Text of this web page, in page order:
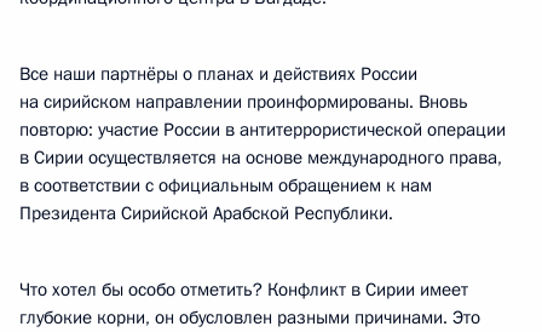
Все наши партнёры о планах и действиях России
на сирийском направлении проинформированы. Вновь
повторю: участие России в антитеррористической операции
в Сирии осуществляется на основе международного права,
в соответствии с официальным обращением к нам
Президента Сирийской Арабской Республики.
Что хотел бы особо отметить? Конфликт в Сирии имеет
глубокие корни, он обусловлен разными причинами. Это